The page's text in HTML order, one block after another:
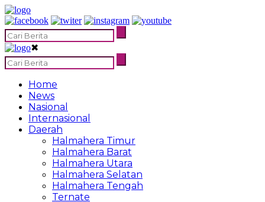
✖
Home
News
Nasional
Internasional
Daerah
Halmahera Timur
Halmahera Barat
Halmahera Utara
Halmahera Selatan
Halmahera Tengah
Ternate